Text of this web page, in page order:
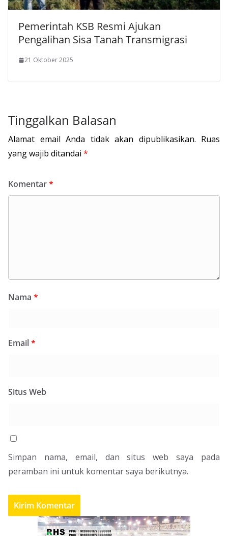
Pemerintah KSB Resmi Ajukan
Pengalihan Sisa Tanah Transmigrasi
21 Oktober 2025
Tinggalkan Balasan
Alamat email Anda tidak akan dipublikasikan. Ruas
yang wajib ditandai *
Komentar*
Nama *
Email*
Situs Web
Simpan nama, email, dan situs web saya pada
peramban ini untuk komentar saya berikutnya.